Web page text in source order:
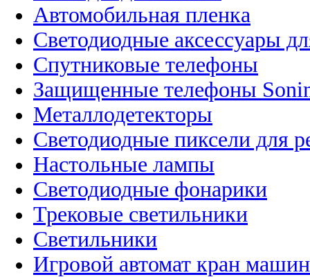
Автомобильная пленка
Светодиодные аксессуары
Спутниковые телефоны
Защищенные телефоны
Металлодетекторы
Светодиодные пиксели для
Настольные лампы
Светодиодные фонарики
Трековые светильники
Светильники
Игровой автомат кран